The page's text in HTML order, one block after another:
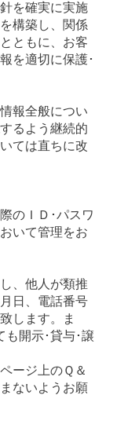
を確実に実施
構築し、関係
ともに、お客
を適切に保護･
報全般につい
るよう継続的
ては直ちに改
のＩＤ･パスワ
いて管理をお
、他人が類推
日、電話番号
します。ま
も開示･貸与･譲
ージ上のＱ＆
ないようお願